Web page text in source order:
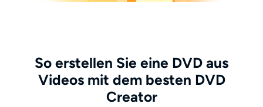
So erstellen Sie eine DVD aus
Videos mit dem besten DVD
Creator